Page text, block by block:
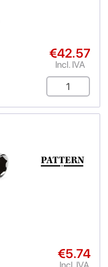
€42.57
Incl. IVA
€5.74